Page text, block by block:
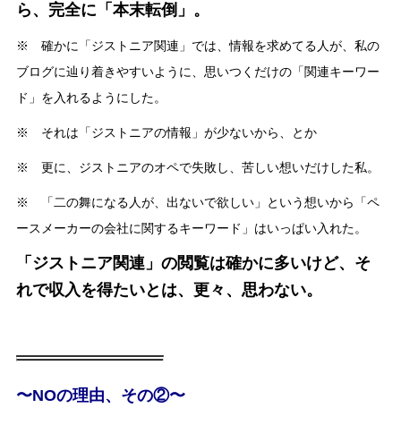
ら、完全に「本末転倒」。
※ 確かに「ジストニア関連」では、情報を求めてる人が、私の
ブログに辿り着きやすいように、思いつくだけの「関連キーワー
ド」を入れるようにした。
※ それは「ジストニアの情報」が少ないから、とか
※ 更に、ジストニアのオペで失敗し、苦しい想いだけした私。
※ 「二の舞になる人が、出ないで欲しい」という想いから「ペ
ースメーカーの会社に関するキーワード」はいっぱい入れた。
「ジストニア関連」の閲覧は確かに多いけど、そ
れで収入を得たいとは、更々、思わない。
〜NOの理由、その②〜